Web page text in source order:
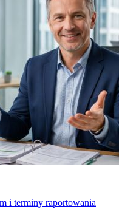
i terminy raportowania